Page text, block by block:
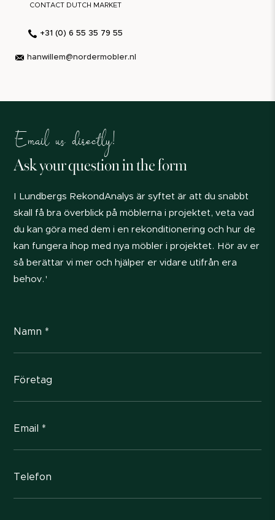
CONTACT DUTCH MARKET
+31 (0) 6 55 35 79 55
hanwillem@nordermobler.nl
Email us directly!
Ask your question in the form
I Lundbergs RekondAnalys är syftet är att du snabbt
skall få bra överblick på möblerna i projektet, veta vad
du kan göra med dem i en rekonditionering och hur de
kan fungera ihop med nya möbler i projektet. Hör av er
så berättar vi mer och hjälper er vidare utifrån era
behov.'
Namn *
Företag
Email *
Telefon